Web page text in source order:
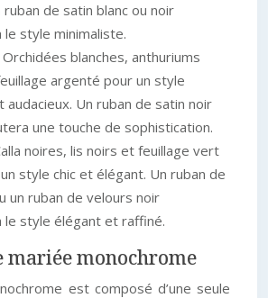
ruban de satin blanc ou noir
style minimaliste.
Orchidées blanches, anthuriums
argenté pour un style
audacieux. Un ruban de satin noir
une touche de sophistication.
noires, lis noirs et feuillage vert
style chic et élégant. Un ruban de
un ruban de velours noir
le style élégant et raffiné.
mariée monochrome
est composé d’une seule